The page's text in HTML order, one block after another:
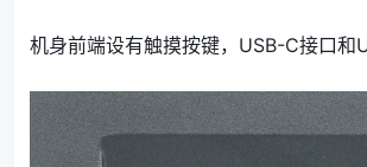
机身前端设有触摸按键，USB-C接口和